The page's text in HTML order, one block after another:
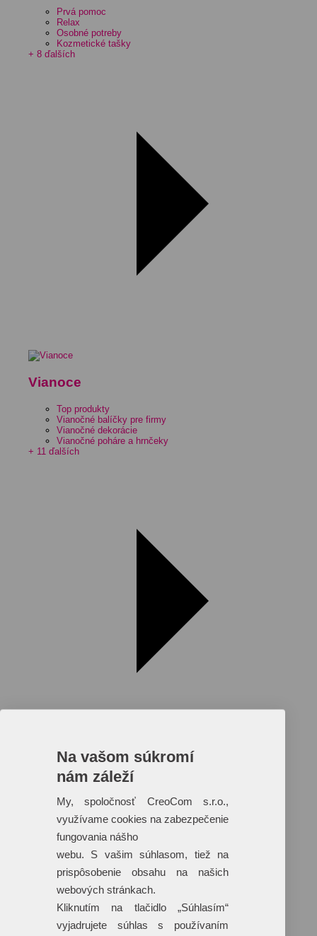
Prvá pomoc
Relax
Osobné potreby
Kozmetické tašky
+ 8 ďalších
Vianoce
Top produkty
Vianočné balíčky pre firmy
Vianočné dekorácie
Vianočné poháre a hrnčeky
+ 11 ďalších
Reklamné predmety s plnofarebnou
potlačou
Dáždniky
Tašky
Hračky
Klobúky
Na vašom súkromí
nám záleží
My, spoločnosť CreoCom s.r.o.,
využívame cookies na zabezpečenie
fungovania nášho
webu. S vašim súhlasom, tiež na
prispôsobenie obsahu na našich
webových stránkach.
Kliknutím na tlačidlo „Súhlasím“
vyjadrujete súhlas s používaním